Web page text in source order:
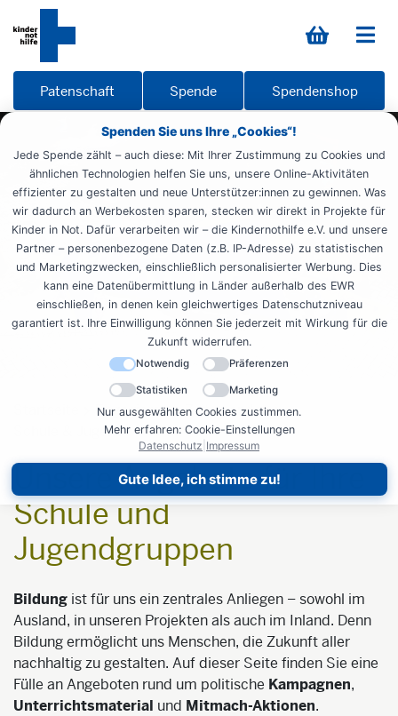
Spenden Sie uns Ihre „Cookies“!
Jede Spende zählt – auch diese: Mit Ihrer Zustimmung zu Cookies und
ähnlichen Technologien helfen Sie uns, unsere Online-Aktivitäten
effizienter zu gestalten und neue Unterstützer:innen zu gewinnen. Was
wir dadurch an Werbekosten sparen, stecken wir direkt in Projekte für
Kinder in Not. Dafür verarbeiten wir – die Kindernothilfe e.V. und unsere
Partner – personenbezogene Daten (z.B. IP-Adresse) zu statistischen
und Marketingzwecken, einschließlich personalisierter Werbung. Dies
kann eine Datenübermittlung in Länder außerhalb des EWR
einschließen, in denen kein gleichwertiges Datenschutzniveau
garantiert ist. Ihre Einwilligung können Sie jederzeit mit Wirkung für die
Zukunft widerrufen.
Notwendig Präferenzen
Statistiken Marketing
Nur ausgewählten Cookies zustimmen.
Mehr erfahren: Cookie-Einstellungen
Datenschutz Impressum
Gute Idee, ich stimme zu!
Patenschaft Spende Spendenshop
Engagieren
Zeit spenden
Schule & Jugend
Unsere Angebote für Ihre
Schule und
Jugendgruppen
Bildung ist für uns ein zentrales Anliegen – sowohl im
Ausland, in unseren Projekten als auch im Inland. Denn
Bildung ermöglicht uns Menschen, die Zukunft aller
nachhaltig zu gestalten. Auf dieser Seite finden Sie eine
Fülle an Angeboten rund um politische Kampagnen,
Unterrichtsmaterial und Mitmach-Aktionen.